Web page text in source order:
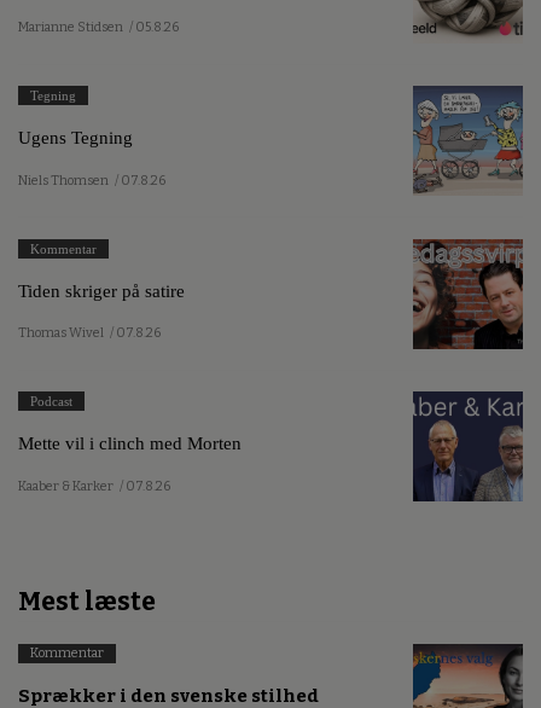
Marianne Stidsen / 05.8.26
Tegning
Ugens Tegning
Niels Thomsen / 07.8.26
Kommentar
Tiden skriger på satire
Thomas Wivel / 07.8.26
Podcast
Mette vil i clinch med Morten
Kaaber & Karker / 07.8.26
Mest læste
Kommentar
Sprækker i den svenske stilhed